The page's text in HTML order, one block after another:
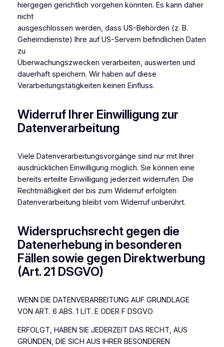
hiergegen gerichtlich vorgehen könnten. Es kann daher
nicht
ausgeschlossen werden, dass US-Behörden (z. B.
Geheimdienste) Ihre auf US-Servern befindlichen Daten
zu
Überwachungszwecken verarbeiten, auswerten und
dauerhaft speichern. Wir haben auf diese
Verarbeitungstätigkeiten keinen Einfluss.
Widerruf Ihrer Einwilligung zur
Datenverarbeitung
Viele Datenverarbeitungsvorgänge sind nur mit Ihrer
ausdrücklichen Einwilligung möglich. Sie können eine
bereits erteilte Einwilligung jederzeit widerrufen. Die
Rechtmäßigkeit der bis zum Widerruf erfolgten
Datenverarbeitung bleibt vom Widerruf unberührt.
Widerspruchsrecht gegen die
Datenerhebung in besonderen
Fällen sowie gegen Direktwerbung
(Art. 21 DSGVO)
WENN DIE DATENVERARBEITUNG AUF GRUNDLAGE
VON ART. 6 ABS. 1 LIT. E ODER F DSGVO
ERFOLGT, HABEN SIE JEDERZEIT DAS RECHT, AUS
GRÜNDEN, DIE SICH AUS IHRER BESONDEREN